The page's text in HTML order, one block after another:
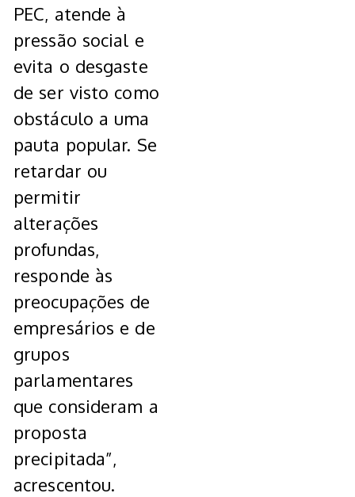
PEC, atende à
pressão social e
evita o desgaste
de ser visto como
obstáculo a uma
pauta popular. Se
retardar ou
permitir
alterações
profundas,
responde às
preocupações de
empresários e de
grupos
parlamentares
que consideram a
proposta
precipitada”,
acrescentou.